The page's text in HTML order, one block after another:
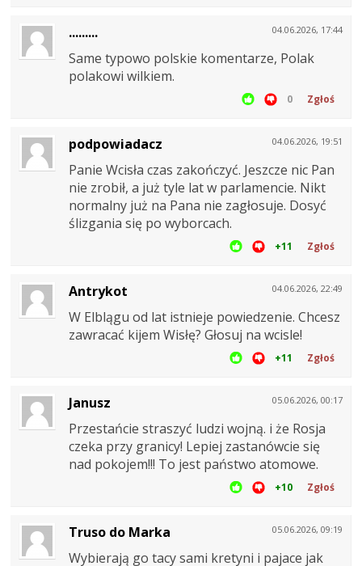
04.06.2026, 17:44
.........
Same typowo polskie komentarze, Polak
polakowi wilkiem.
0 Zgłoś
04.06.2026, 19:51
podpowiadacz
Panie Wcisła czas zakończyć. Jeszcze nic Pan
nie zrobił, a już tyle lat w parlamencie. Nikt
normalny już na Pana nie zagłosuje. Dosyć
ślizgania się po wyborcach.
+11 Zgłoś
04.06.2026, 22:49
Antrykot
W Elblągu od lat istnieje powiedzenie. Chcesz
zawracać kijem Wisłę? Głosuj na wcisle!
+11 Zgłoś
05.06.2026, 00:17
Janusz
Przestańcie straszyć ludzi wojną. i że Rosja
czeka przy granicy! Lepiej zastanówcie się
nad pokojem!!! To jest państwo atomowe.
+10 Zgłoś
05.06.2026, 09:19
Truso do Marka
Wybierają go tacy sami kretyni i pajace jak